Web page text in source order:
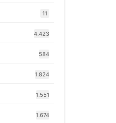
11
4.423
584
1.824
1.551
1.674